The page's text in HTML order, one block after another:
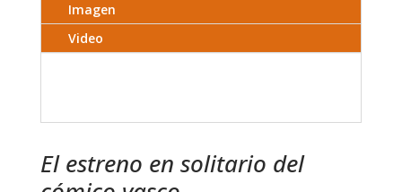
Imagen
Video
El estreno en solitario del